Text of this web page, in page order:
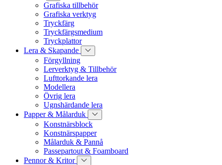
Grafiska tillbehör
Grafiska verktyg
Tryckfärg
Tryckfärgsmedium
Tryckplattor
Lera & Skapande
Förgyllning
Lerverktyg & Tillbehör
Lufttorkande lera
Modellera
Övrig lera
Ugnshärdande lera
Papper & Målarduk
Konstnärsblock
Konstnärspapper
Målarduk & Pannå
Passepartout & Foamboard
Pennor & Kritor